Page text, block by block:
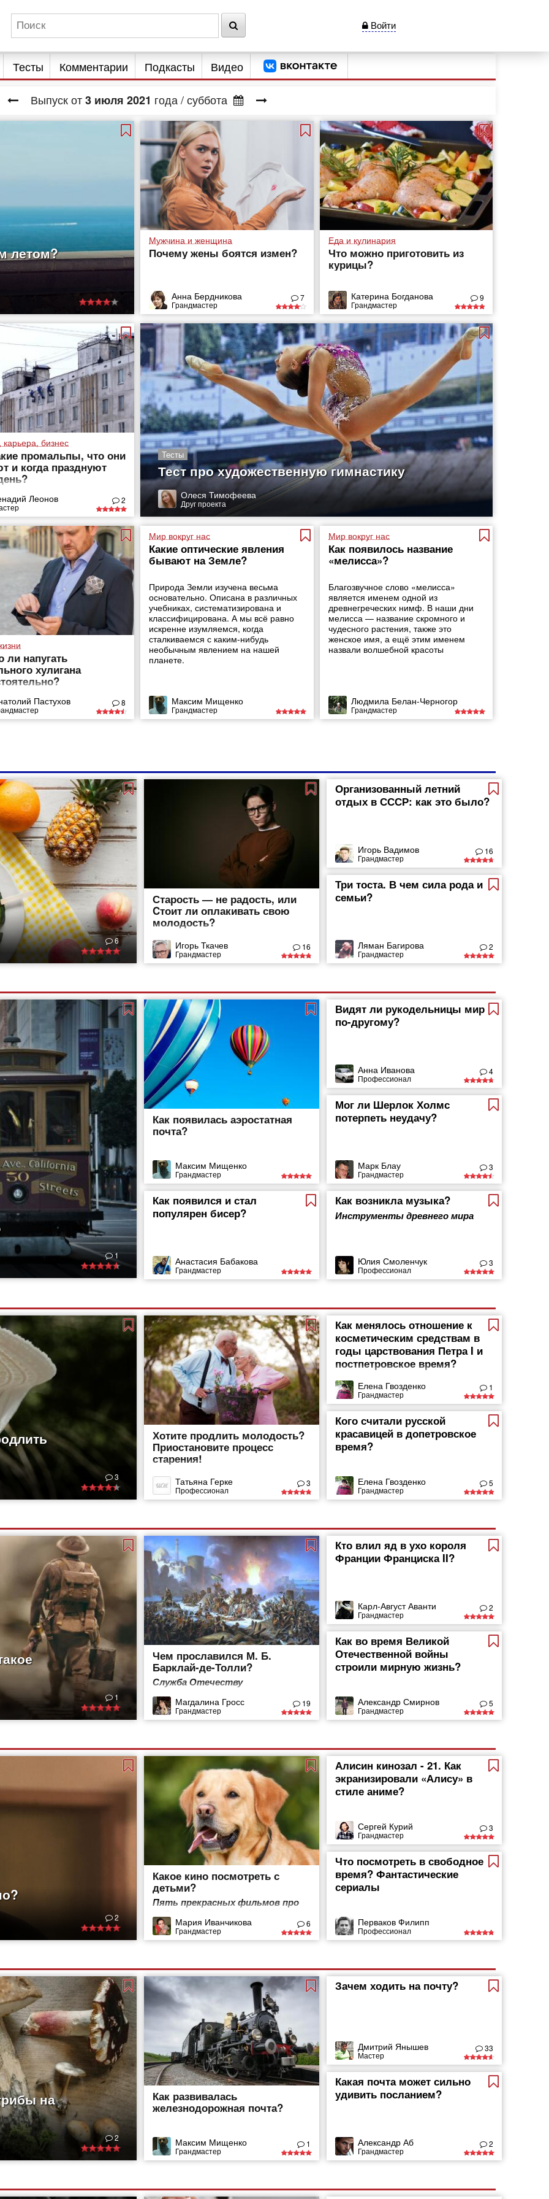
Войти
Тесты Комментарии Подкасты Видео
Выпуск от3 июля 2021 года/ суббота
летом?
Мужчина и женщина
Почему жены боятся измен?
Анна Бердникова
Грандмастер
7
Еда и кулинария
Что можно приготовить из
курицы?
Катерина Богданова
Грандмастер
9
карьера, бизнес
промальпы, что они
и когда празднуют
Леонов 2
Тесты
Тест про художественную гимнастику
Олеся Тимофеева
Друг проекта
ли напугать
хулигана
Пастухов 8
Мир вокруг нас
Какие оптические явления
бывают на Земле?
Природа Земли изучена весьма
основательно. Описана в различных
учебниках, систематизирована и
классифицирована. А мы всё равно
искренне изумляемся, когда
сталкиваемся с каким-нибудь
необычным явлением на нашей
планете.
Максим Мищенко
Грандмастер
Мир вокруг нас
Как появилось название
«мелисса»?
Благозвучное слово «мелисса»
является именем одной из
древнегреческих нимф. В наши дни
мелисса — название скромного и
чудесного растения, также это
женское имя, а ещё этим именем
назвали волшебной красоты
Людмила Белан-Черногор
Грандмастер
6
Старость — не радость, или
Cтоит ли оплакивать свою
молодость?
Игорь Ткачев
Грандмастер
16
Организованный летний
отдых в СССР: как это было?
Игорь Вадимов
Грандмастер
16
Три тоста. В чем сила рода и
семьи?
Ляман Багирова
Грандмастер
2
транспорта
же привлёк
этого слова)
в голову пришла
принадлежит
1
Как появилась аэростатная
почта?
Максим Мищенко
Грандмастер
Видят ли рукодельницы мир
по-другому?
Анна Иванова
Профессионал
4
Мог ли Шерлок Холмс
потерпеть неудачу?
Марк Блау
Грандмастер
3
Как появился и стал
популярен бисер?
Анастасия Бабакова
Грандмастер
Как возникла музыка?
Инструменты древнего мира
Юлия Смоленчук
Профессионал
3
3
Хотите продлить молодость?
Приостановите процесс
старения!
Татьяна Герке
Профессионал
3
Как менялось отношение к
косметическим средствам в
годы царствования Петра I и
постпетровское время?
Елена Гвозденко
Грандмастер
1
Кого считали русской
красавицей в допетровское
время?
Елена Гвозденко
Грандмастер
5
1
Чем прославился М. Б.
Барклай-де-Толли?
Служба Отечеству
Магдалина Гросс
Грандмастер
19
Кто влил яд в ухо короля
Франции Франциска II?
Карл-Август Аванти
Грандмастер
2
Как во время Великой
Отечественной войны
строили мирную жизнь?
Александр Смирнов
Грандмастер
5
2
Какое кино посмотреть с
детьми?
Пять прекрасных фильмов про
собак
Мария Иванчикова
Грандмастер
6
Алисин кинозал - 21. Как
экранизировали «Алису» в
стиле аниме?
Сергей Курий
Грандмастер
3
Что посмотреть в свободное
время? Фантастические
сериалы
Перваков Филипп
Профессионал
на
2
Как развивалась
железнодорожная почта?
Максим Мищенко
Грандмастер
1
Зачем ходить на почту?
Дмитрий Янышев
Мастер
33
Какая почта может сильно
удивить посланием?
Александр Аб
Грандмастер
2